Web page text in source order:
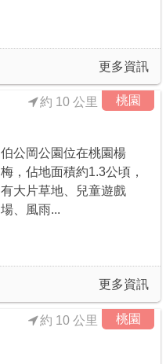
更多資訊
桃園
約 10 公里
伯公岡公園位在桃園楊
梅，佔地面積約1.3公頃，
有大片草地、兒童遊戲
場、風雨...
更多資訊
桃園
約 10 公里